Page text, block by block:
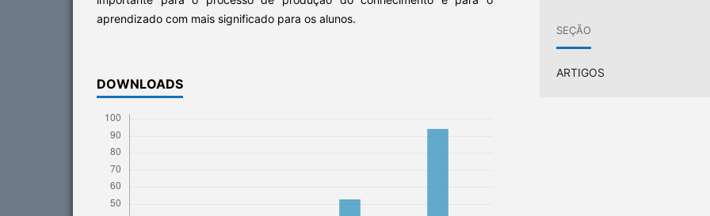
aprendizado com mais significado para os alunos.
DOWNLOADS
SEÇÃO
ARTIGOS